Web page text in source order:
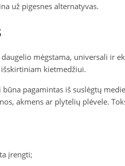
už pigesnes alternatyvas.
mėgstama, universali ir
kietmedžiui.
būna pagamintas iš suslėgtų
akmens ar plytelių plėvele.
įrengti;